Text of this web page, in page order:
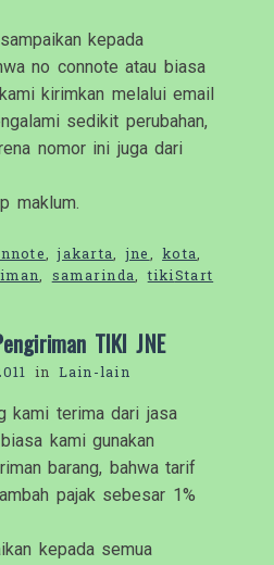
kepada
no connote atau biasa
kirimkan melalui email
sedikit perubahan,
nomor ini juga dari
maklum.
,jakarta ,jne ,kota
samarinda ,tikiStart
TIKI JNE
in Lain-lain
kami terima dari jasa
kami gunakan
barang, bahwa tarif
pajak sebesar 1%
kepada semua